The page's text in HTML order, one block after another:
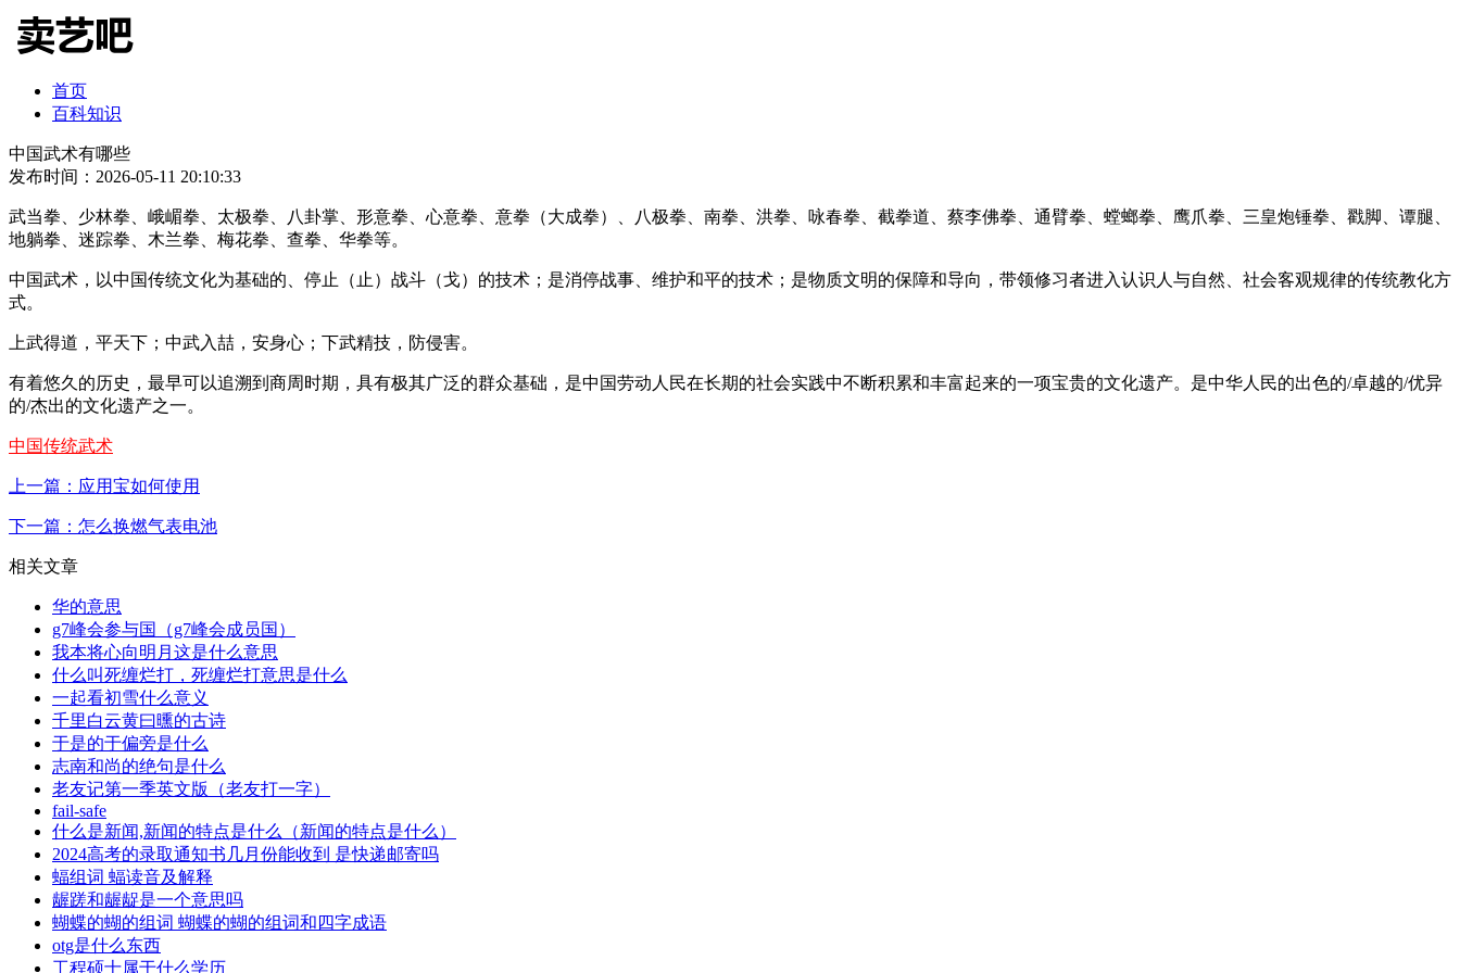
首页
百科知识
中国武术有哪些
发布时间：2026-05-11 20:10:33
武当拳、少林拳、峨嵋拳、太极拳、八卦掌、形意拳、心意拳、意拳（大成拳）、八极拳、南拳、洪拳、咏春拳、截拳道、蔡李佛拳、通臂拳、螳螂拳、鹰爪拳、三皇炮锤拳、戳脚、谭腿、
地躺拳、迷踪拳、木兰拳、梅花拳、查拳、华拳等。
中国武术，以中国传统文化为基础的、停止（止）战斗（戈）的技术；是消停战事、维护和平的技术；是物质文明的保障和导向，带领修习者进入认识人与自然、社会客观规律的传统教化方
式。
上武得道，平天下；中武入喆，安身心；下武精技，防侵害。
有着悠久的历史，最早可以追溯到商周时期，具有极其广泛的群众基础，是中国劳动人民在长期的社会实践中不断积累和丰富起来的一项宝贵的文化遗产。是中华人民的出色的/卓越的/优异
的/杰出的文化遗产之一。
中国传统武术
上一篇：应用宝如何使用
下一篇：怎么换燃气表电池
相关文章
华的意思
g7峰会参与国（g7峰会成员国）
我本将心向明月这是什么意思
什么叫死缠烂打，死缠烂打意思是什么
一起看初雪什么意义
千里白云黄曰曛的古诗
于是的于偏旁是什么
志南和尚的绝句是什么
老友记第一季英文版（老友打一字）
fail-safe
什么是新闻,新闻的特点是什么（新闻的特点是什么）
2024高考的录取通知书几月份能收到 是快递邮寄吗
蝠组词 蝠读音及解释
龌蹉和龌龊是一个意思吗
蝴蝶的蝴的组词 蝴蝶的蝴的组词和四字成语
otg是什么东西
工程硕士属于什么学历